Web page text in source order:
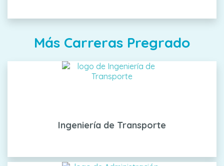
Más Carreras Pregrado
Ingeniería de Transporte